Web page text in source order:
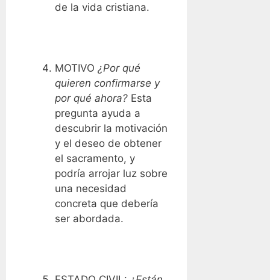
de la vida cristiana.
MOTIVO ¿Por qué
quieren confirmarse y
por qué ahora? Esta
pregunta ayuda a
descubrir la motivación
y el deseo de obtener
el sacramento, y
podría arrojar luz sobre
una necesidad
concreta que debería
ser abordada.